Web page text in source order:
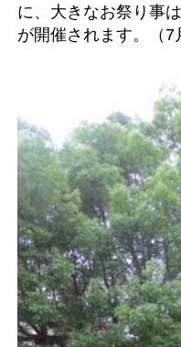
に、大きなお祭り事
が開催されます。（7